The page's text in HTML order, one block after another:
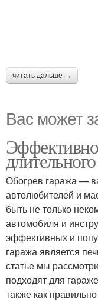
читать дальше →
Вас может
Обогрев гаража —
автолюбителей и
быть не только
автомобиля и
эффективных и
гаража является
статье мы
подходят для
также как